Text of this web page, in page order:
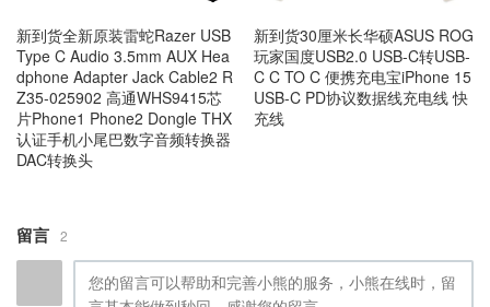
新到货全新原装雷蛇Razer USB
Type C Audio 3.5mm AUX Hea
dphone Adapter Jack Cable2 R
Z35-025902 高通WHS9415芯
片Phone1 Phone2 Dongle THX
认证手机小尾巴数字音频转换器
DAC转换头
新到货30厘米长华硕ASUS ROG
玩家国度USB2.0 USB-C转USB-
C C TO C 便携充电宝iPhone 15
USB-C PD协议数据线充电线 快
充线
留言 2